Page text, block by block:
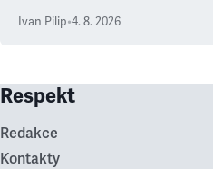
Ivan Pilip•4. 8. 2026
Respekt
Redakce
Kontakty